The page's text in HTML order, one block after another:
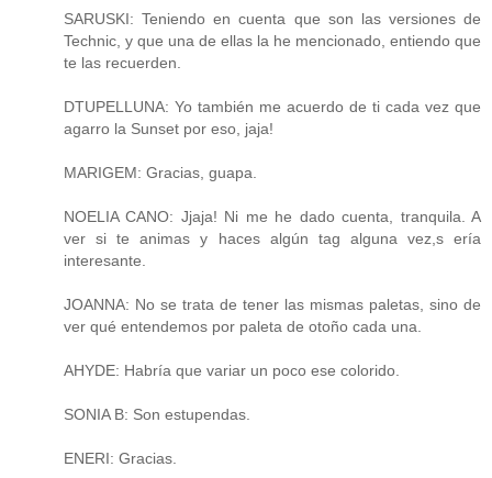
SARUSKI: Teniendo en cuenta que son las versiones de
Technic, y que una de ellas la he mencionado, entiendo que
te las recuerden.
DTUPELLUNA: Yo también me acuerdo de ti cada vez que
agarro la Sunset por eso, jaja!
MARIGEM: Gracias, guapa.
NOELIA CANO: Jjaja! Ni me he dado cuenta, tranquila. A
ver si te animas y haces algún tag alguna vez,s ería
interesante.
JOANNA: No se trata de tener las mismas paletas, sino de
ver qué entendemos por paleta de otoño cada una.
AHYDE: Habría que variar un poco ese colorido.
SONIA B: Son estupendas.
ENERI: Gracias.